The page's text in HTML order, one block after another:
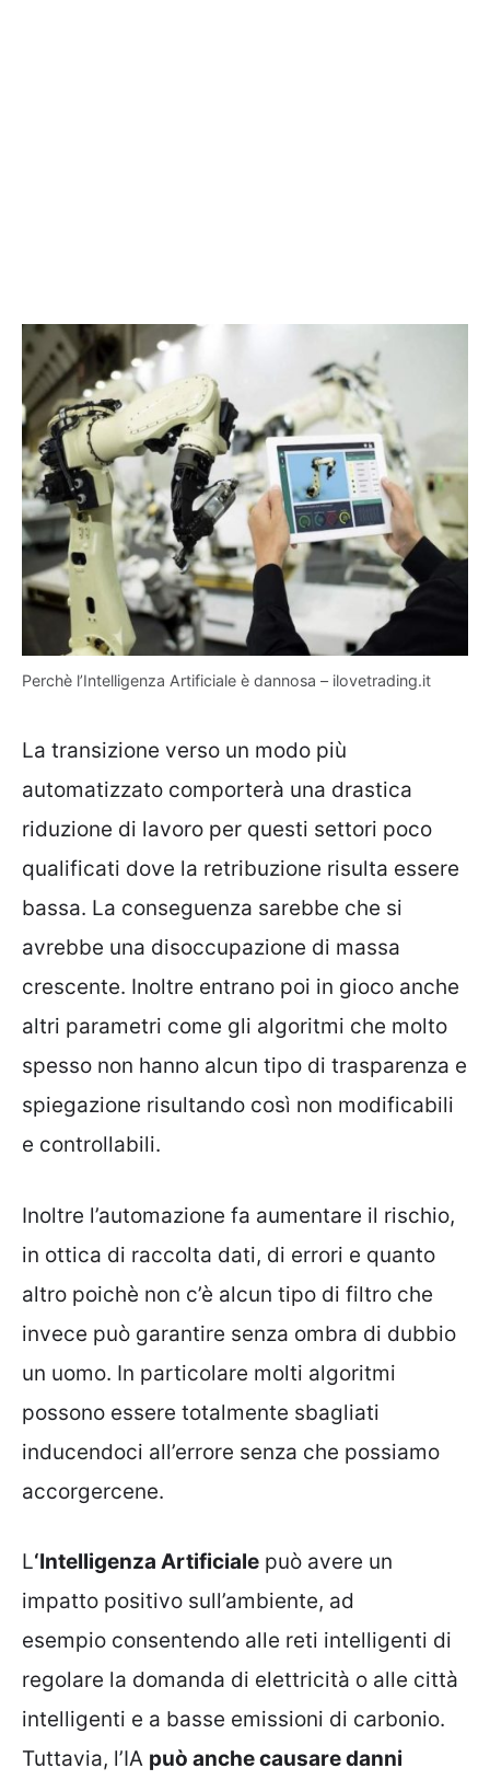
Perchè l’Intelligenza Artificiale è dannosa – ilovetrading.it
La transizione verso un modo più
automatizzato comporterà una drastica
riduzione di lavoro per questi settori poco
qualificati dove la retribuzione risulta essere
bassa. La conseguenza sarebbe che si
avrebbe una disoccupazione di massa
crescente. Inoltre entrano poi in gioco anche
altri parametri come gli algoritmi che molto
spesso non hanno alcun tipo di trasparenza e
spiegazione risultando così non modificabili
e controllabili.
Inoltre l’automazione fa aumentare il rischio,
in ottica di raccolta dati, di errori e quanto
altro poichè non c’è alcun tipo di filtro che
invece può garantire senza ombra di dubbio
un uomo. In particolare molti algoritmi
possono essere totalmente sbagliati
inducendoci all’errore senza che possiamo
accorgercene.
L‘Intelligenza Artificiale può avere un
impatto positivo sull’ambiente, ad
esempio consentendo alle reti intelligenti di
regolare la domanda di elettricità o alle città
intelligenti e a basse emissioni di carbonio.
Tuttavia, l’IA può anche causare danni